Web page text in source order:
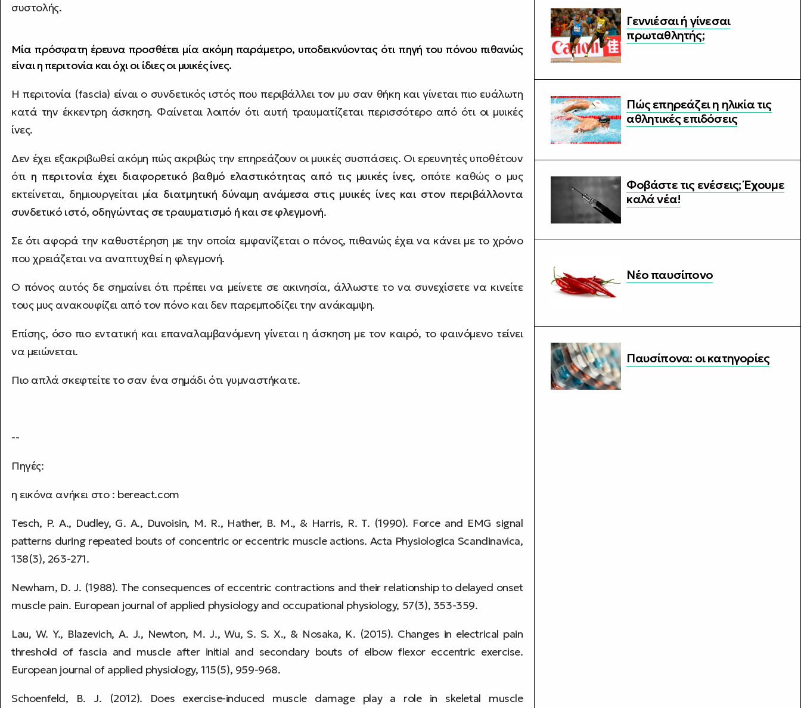
συστολής.
Μία πρόσφατη έρευνα προσθέτει μία ακόμη παράμετρο, υποδεικνύοντας ότι πηγή του πόνου πιθανώς
είναι η περιτονία και όχι οι ίδιες οι μυικές ίνες.
Η περιτονία (fascia) είναι ο συνδετικός ιστός που περιβάλλει τον μυ σαν θήκη και γίνεται πιο ευάλωτη
κατά την έκκεντρη άσκηση. Φαίνεται λοιπόν ότι αυτή τραυματίζεται περισσότερο από ότι οι μυικές
ίνες.
Δεν έχει εξακριβωθεί ακόμη πώς ακριβώς την επηρεάζουν οι μυικές συσπάσεις. Οι ερευνητές υποθέτουν
ότι η περιτονία έχει διαφορετικό βαθμό ελαστικότητας από τις μυικές ίνες, οπότε καθώς ο μυς
εκτείνεται, δημιουργείται μία διατμητική δύναμη ανάμεσα στις μυικές ίνες και στον περιβάλλοντα
συνδετικό ιστό, οδηγώντας σε τραυματισμό ή και σε φλεγμονή.
Σε ότι αφορά την καθυστέρηση με την οποία εμφανίζεται ο πόνος, πιθανώς έχει να κάνει με το χρόνο
που χρειάζεται να αναπτυχθεί η φλεγμονή.
Ο πόνος αυτός δε σημαίνει ότι πρέπει να μείνετε σε ακινησία, άλλωστε το να συνεχίσετε να κινείτε
τους μυς ανακουφίζει από τον πόνο και δεν παρεμποδίζει την ανάκαμψη.
Επίσης, όσο πιο εντατική και επαναλαμβανόμενη γίνεται η άσκηση με τον καιρό, το φαινόμενο τείνει
να μειώνεται.
Πιο απλά σκεφτείτε το σαν ένα σημάδι ότι γυμναστήκατε.
--
Πηγές:
η εικόνα ανήκει στο : bereact.com
Tesch, P. A., Dudley, G. A., Duvoisin, M. R., Hather, B. M., & Harris, R. T. (1990). Force and EMG signal
patterns during repeated bouts of concentric or eccentric muscle actions. Acta Physiologica Scandinavica,
138(3), 263-271.
Newham, D. J. (1988). The consequences of eccentric contractions and their relationship to delayed onset
muscle pain. European journal of applied physiology and occupational physiology, 57(3), 353-359.
Lau, W. Y., Blazevich, A. J., Newton, M. J., Wu, S. S. X., & Nosaka, K. (2015). Changes in electrical pain
threshold of fascia and muscle after initial and secondary bouts of elbow flexor eccentric exercise.
European journal of applied physiology, 115(5), 959-968.
Schoenfeld, B. J. (2012). Does exercise-induced muscle damage play a role in skeletal muscle
Γεννιέσαι ή γίνεσαι
πρωταθλητής;
Πώς επηρεάζει η ηλικία τις
αθλητικές επιδόσεις
Φοβάστε τις ενέσεις; Έχουμε
καλά νέα!
Νέο παυσίπονο
Παυσίπονα: οι κατηγορίες